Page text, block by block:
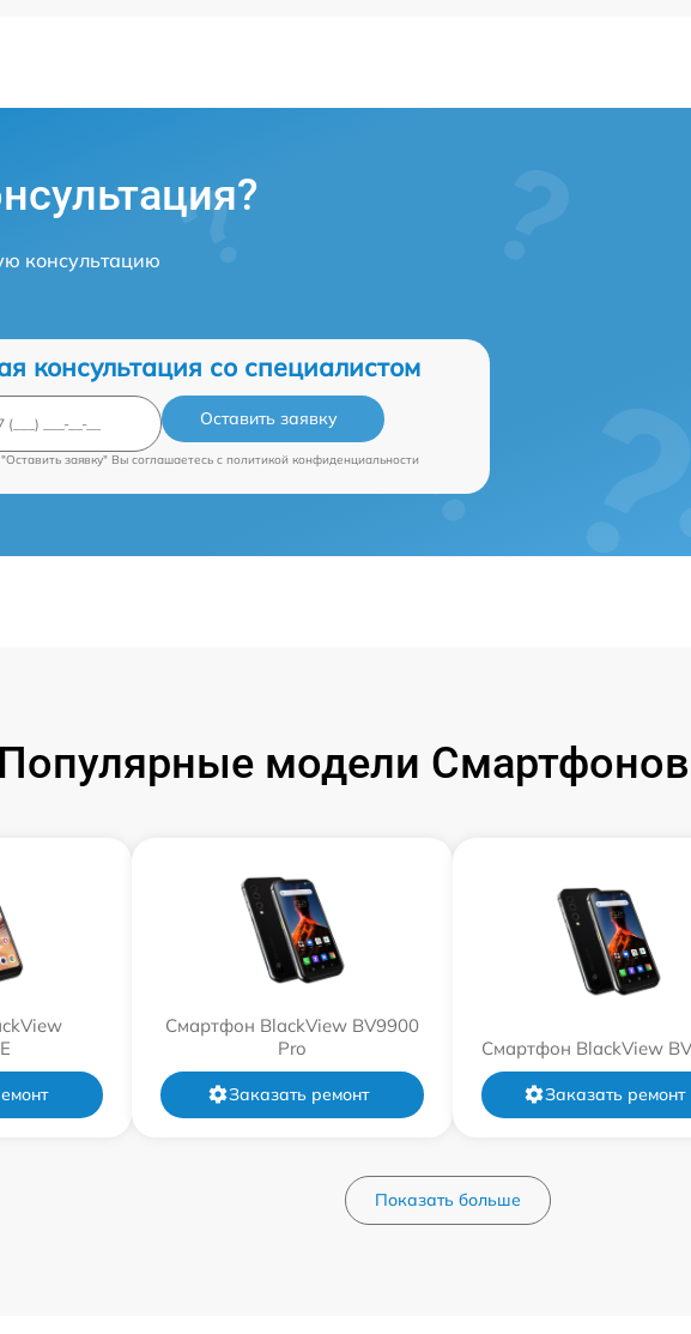
консультацию
консультация со специалистом
Оставить заявку
заявку" Вы соглашаетесь c политикой конфиденциальности
Популярные модели
Смартфон BlackView BV9900
Pro
Заказать ремонт
Смартфон BlackView
Заказать ремонт
Показать больше